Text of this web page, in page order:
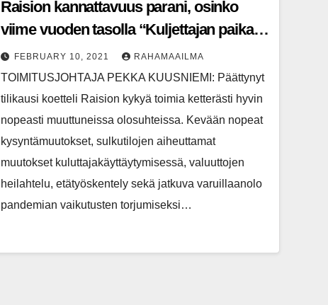
Raision kannattavuus parani, osinko
viime vuoden tasolla “Kuljettajan paikalla
markkinoiden vuoristoradalla”
FEBRUARY 10, 2021 RAHAMAAILMA
TOIMITUSJOHTAJA PEKKA KUUSNIEMI: Päättynyt
tilikausi koetteli Raision kykyä toimia ketterästi hyvin
nopeasti muuttuneissa olosuhteissa. Kevään nopeat
kysyntämuutokset, sulkutilojen aiheuttamat
muutokset kuluttajakäyttäytymisessä, valuuttojen
heilahtelu, etätyöskentely sekä jatkuva varuillaanolo
pandemian vaikutusten torjumiseksi…